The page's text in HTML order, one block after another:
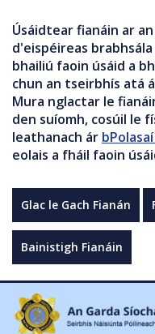
Úsáidtear fianáin ar
d'eispéireas
bhailiú faoin úsáid a
chun an tseirbhís atá
Mura nglactar le
den suíomh, cosúil le
leathanach ár
eolais a fháil faoin
Glac le Gach Fianán
Bainistigh Fianáin